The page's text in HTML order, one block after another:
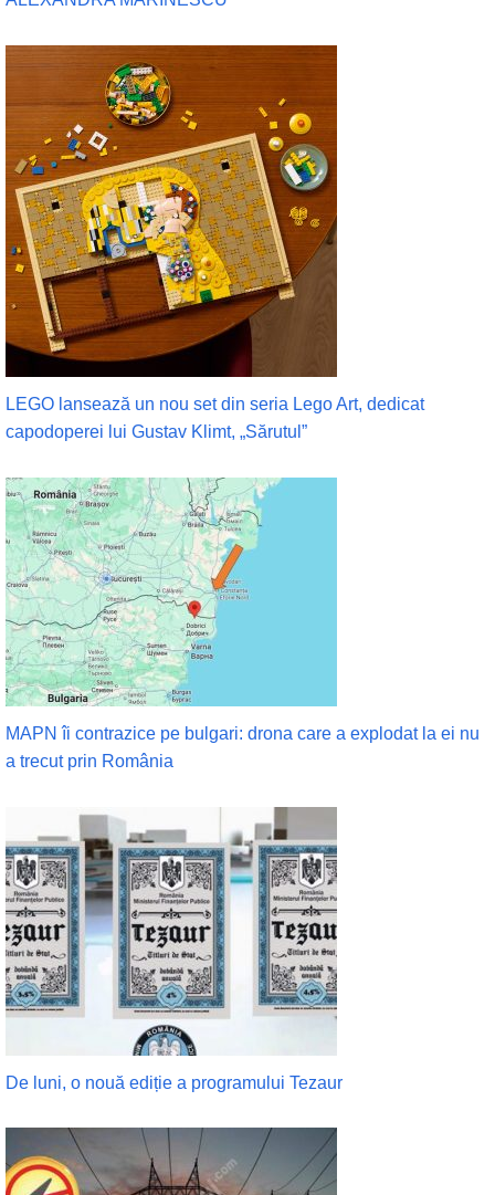
LEGO lansează un nou set din seria Lego Art, dedicat
capodoperei lui Gustav Klimt, „Sărutul”
MAPN îi contrazice pe bulgari: drona care a explodat la ei nu
a trecut prin România
De luni, o nouă ediție a programului Tezaur